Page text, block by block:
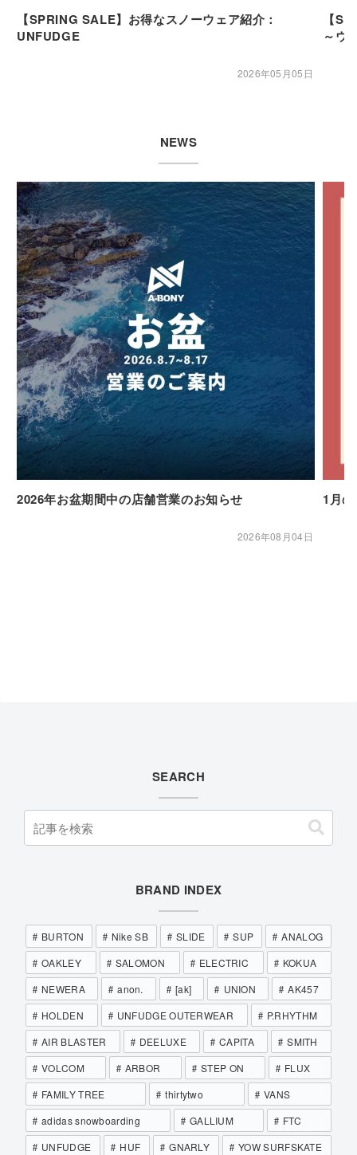
【SPRING SALE】お得なスノーウェア紹介：
UNFUDGE
2026年05月05日
【
～ウ
NEWS
2026年お盆期間中の店舗営業のお知らせ
2026年08月04日
1月
SEARCH
BRAND INDEX
BURTON Nike SB SLIDE SUP
ANALOG
OAKLEY
SALOMON ELECTRIC
KOKUA
NEWERA
anon. [ak] UNION
AK457
HOLDEN
UNFUDGE OUTERWEAR
P.RHYTHM
AIR BLASTER
DEELUXE CAPITA
SMITH
VOLCOM
ARBOR STEP ON
FLUX
FAMILY TREE
thirtytwo
VANS
adidas snowboarding
GALLIUM
FTC
UNFUDGE
HUF GNARLY
YOW SURFSKATE